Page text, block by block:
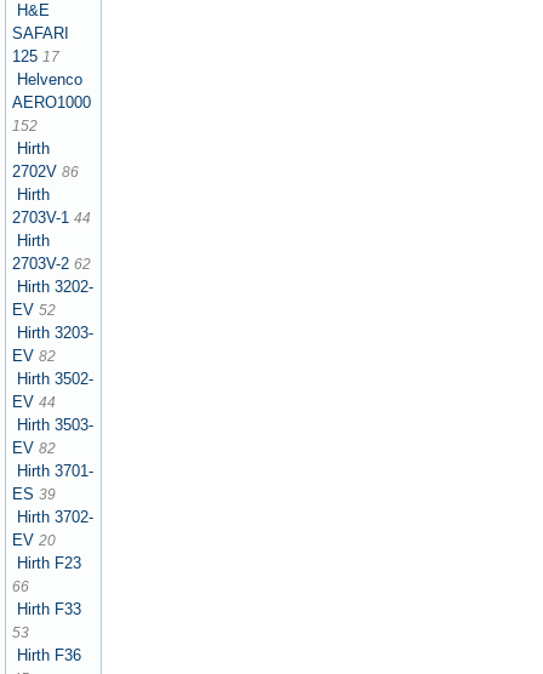
H&E
SAFARI
125 17
Helvenco
AERO1000
152
Hirth
2702V 86
Hirth
2703V-1 44
Hirth
2703V-2 62
Hirth 3202-
EV 52
Hirth 3203-
EV 82
Hirth 3502-
EV 44
Hirth 3503-
EV 82
Hirth 3701-
ES 39
Hirth 3702-
EV 20
Hirth F23
66
Hirth F33
53
Hirth F36